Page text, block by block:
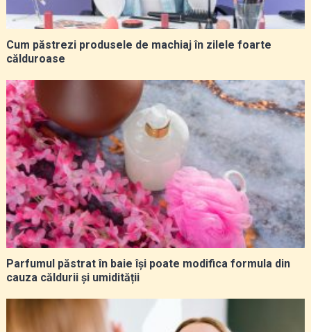
Cum păstrezi produsele de machiaj în zilele foarte
călduroase
Parfumul păstrat în baie își poate modifica formula din
cauza căldurii și umidității